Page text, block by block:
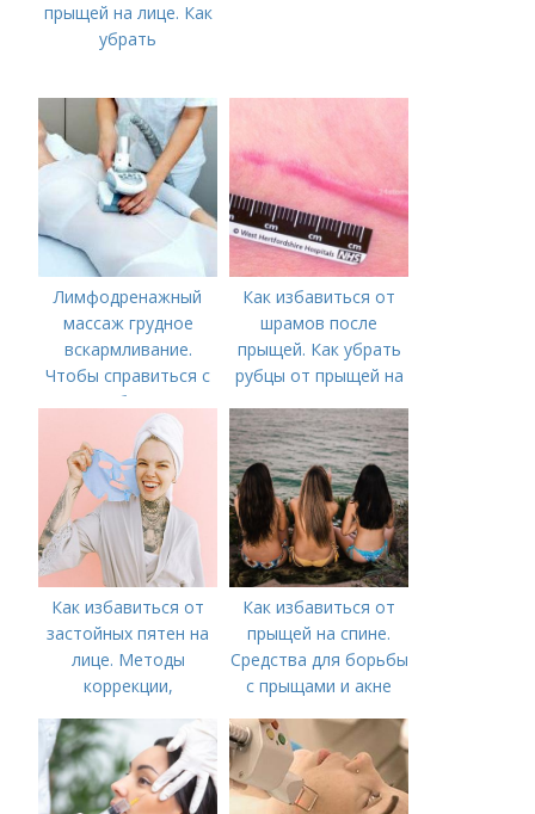
прыщей на лице. Как
убрать
Лимфодренажный
массаж грудное
вскармливание.
Чтобы справиться с
нагрубанием,
необходимо
предпринять
следующие действия:
Как избавиться от
шрамов после
прыщей. Как убрать
рубцы от прыщей на
Как избавиться от
застойных пятен на
лице. Методы
коррекции,
акне и удаления
рубцов и шрамов
постакне
Как избавиться от
прыщей на спине.
Средства для борьбы
с прыщами и акне